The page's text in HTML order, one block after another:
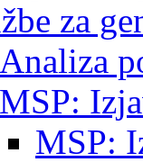
za
Analiza
MSP:
MSP: